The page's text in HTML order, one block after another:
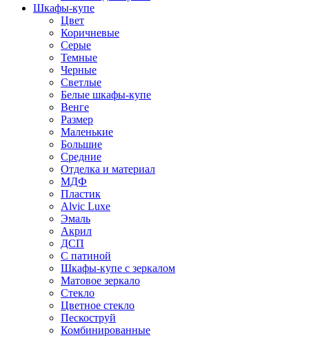
Шкафы-купе
Цвет
Коричневые
Серые
Темные
Черные
Светлые
Белые шкафы-купе
Венге
Размер
Маленькие
Большие
Средние
Отделка и материал
МДФ
Пластик
Alvic Luxe
Эмаль
Акрил
ДСП
С патиной
Шкафы-купе с зеркалом
Матовое зеркало
Стекло
Цветное стекло
Пескоструй
Комбинированные